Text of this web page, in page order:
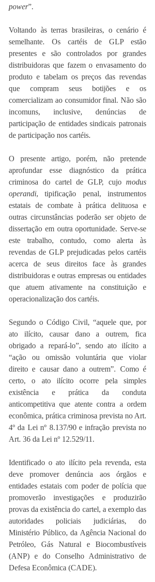
power”.
Voltando às terras brasileiras, o cenário é
semelhante. Os cartéis de GLP estão
presentes e são controlados por grandes
distribuidoras que fazem o envasamento do
produto e tabelam os preços das revendas
que compram seus botijões e os
comercializam ao consumidor final. Não são
incomuns, inclusive, denúncias de
participação de entidades sindicais patronais
de participação nos cartéis.
O presente artigo, porém, não pretende
aprofundar esse diagnóstico da prática
criminosa do cartel de GLP, cujo modus
operandi, tipificação penal, instrumentos
estatais de combate à prática delituosa e
outras circunstâncias poderão ser objeto de
dissertação em outra oportunidade. Serve-se
este trabalho, contudo, como alerta às
revendas de GLP prejudicadas pelos cartéis
acerca de seus direitos face às grandes
distribuidoras e outras empresas ou entidades
que atuem ativamente na constituição e
operacionalização dos cartéis.
Segundo o Código Civil, “aquele que, por
ato ilícito, causar dano a outrem, fica
obrigado a repará-lo”, sendo ato ilícito a
“ação ou omissão voluntária que violar
direito e causar dano a outrem”. Como é
certo, o ato ilícito ocorre pela simples
existência e prática da conduta
anticompetitiva que atente contra a ordem
econômica, prática criminosa prevista no Art.
4º da Lei nº 8.137/90 e infração prevista no
Art. 36 da Lei nº 12.529/11.
Identificado o ato ilícito pela revenda, esta
deve promover denúncia aos órgãos e
entidades estatais com poder de polícia que
promoverão investigações e produzirão
provas da existência do cartel, a exemplo das
autoridades policiais judiciárias, do
Ministério Público, da Agência Nacional do
Petróleo, Gás Natural e Biocombustíveis
(ANP) e do Conselho Administrativo de
Defesa Econômica (CADE).